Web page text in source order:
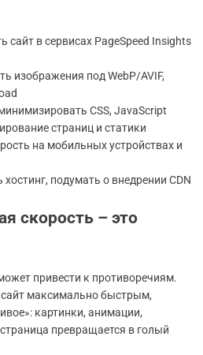
сайт в сервисах PageSpeed Insights
изображения под WebP/AVIF,
CSS, JavaScript
страниц и статики
на мобильных устройствах и
хостинг, подумать о внедрении CDN
скорость – это
привести к противоречиям.
максимально быстрым,
картинки, анимации,
превращается в голый